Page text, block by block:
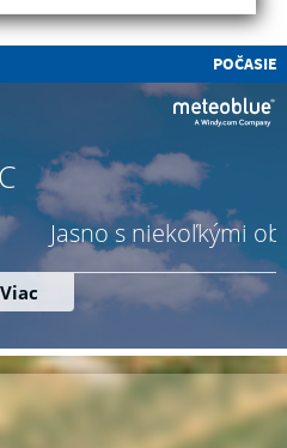
POČASIE